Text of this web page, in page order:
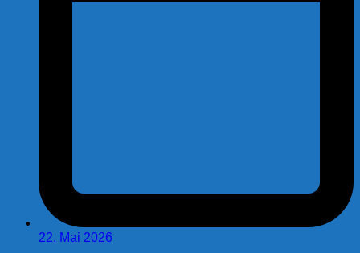
22. Mai 2026